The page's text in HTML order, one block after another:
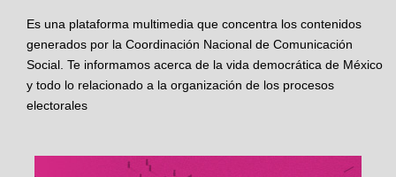
Es una plataforma multimedia que concentra los contenidos
generados por la Coordinación Nacional de Comunicación
Social. Te informamos acerca de la vida democrática de México
y todo lo relacionado a la organización de los procesos
electorales